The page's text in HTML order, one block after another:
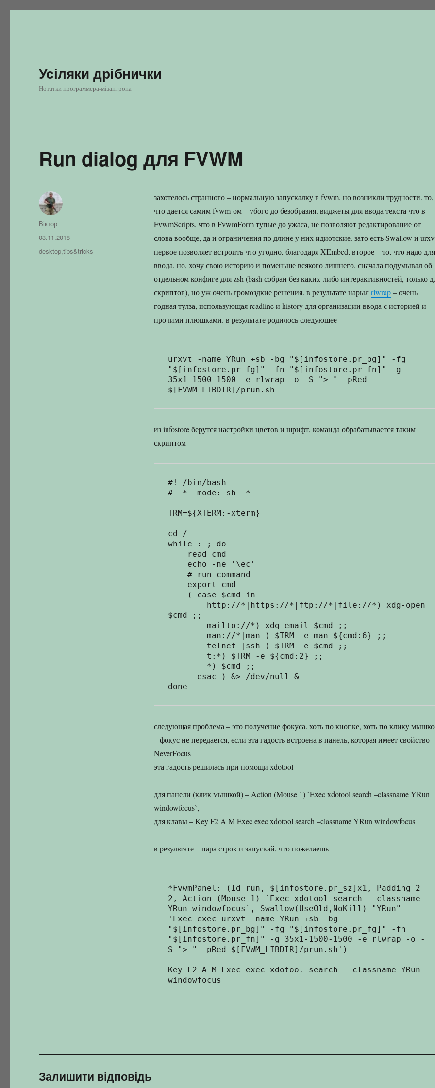
Усіляки дрібнички
Нотатки программера-мізантропа
Run dialog для FVWM
захотелось странного – нормальную запускалку в fvwm. но возникли трудности. то,
что дается самим fvwm-ом – убого до безобразия. виджеты для ввода текста что в
FvwmScripts, что в FvwmForm тупые до ужаса, не позволяют редактирование от
слова вообще, да и ограничения по длине у них идиотские. зато есть Swallow и
первое позволяет встроить что угодно, благодаря XEmbed, второе – то, что надо для
ввода. но, хочу свою историю и поменьше всякого лишнего. сначала подумывал об
отдельном конфиге для zsh (bash собран без каких-либо интерактивностей, только
скриптов), но уж очень громоздкие решения. в результате нарылrlwrap– очень
годная тулза, использующая readline и history для организации ввода с историей и
прочими плюшками. в результате родилось следующее
urxvt -name YRun +sb -bg "$[infostore.pr_bg]" -fg
"$[infostore.pr_fg]" -fn "$[infostore.pr_fn]" -g
35x1-1500-1500 -e rlwrap -o -S "> " -pRed
из infostore берутся настройки цветов и шрифт, команда обрабатывается таким
скриптом
#! /bin/bash
# -*- mode: sh -*-
TRM=${XTERM:-xterm}
cd /
while : ; do
$cmd ;;
следующая проблема – это получение фокуса. хоть по кнопке, хоть по клику
– фокус не передается, если эта гадость встроена в панель, которая имеет свойство
NeverFocus
эта гадость решилась при помощи xdotool
для панели (клик мышкой) – Action (Mouse 1) `Exec xdotool search –classname YRun
windowfocus`,
для клавы – Key F2 A M Exec exec xdotool search –classname YRun windowfocus
в результате – пара строк и запускай, что пожелаешь
*FvwmPanel: (Id run, $[infostore.pr_sz]x1, Padding 2
2, Action (Mouse 1) `Exec xdotool search --classname
YRun windowfocus`, Swallow(UseOld,NoKill) "YRun"
'Exec exec urxvt -name YRun +sb -bg
"$[infostore.pr_bg]" -fg "$[infostore.pr_fg]" -fn
"$[infostore.pr_fn]" -g 35x1-1500-1500 -e rlwrap -o -
S "> " -pRed $[FVWM_LIBDIR]/prun.sh')
Key F2 A M Exec exec xdotool search --classname YRun
Автор
Віктор
Оприлюднено
03.11.2018
Категорії
desktop,tips&tricks
Залишити відповідь